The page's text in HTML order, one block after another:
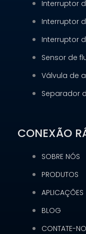
Interruptor
Interruptor
Interruptor
Sensor de
Válvula de
Separador
CONEXÃO
SOBRE NÓS
PRODUTOS
APLICAÇÕES
BLOG
CONTATE-